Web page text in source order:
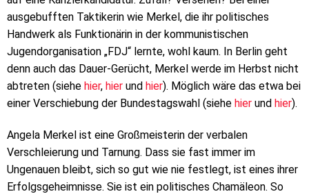
ausgebufften Taktikerin wie Merkel, die ihr politisches
Handwerk als Funktionärin in der kommunistischen
Jugendorganisation „FDJ“ lernte, wohl kaum. In Berlin geht
denn auch das Dauer-Gerücht, Merkel werde im Herbst nicht
abtreten (siehe hier, hier und hier). Möglich wäre das etwa bei
einer Verschiebung der Bundestagswahl (siehe hier und hier).
Angela Merkel ist eine Großmeisterin der verbalen
Verschleierung und Tarnung. Dass sie fast immer im
Ungenauen bleibt, sich so gut wie nie festlegt, ist eines ihrer
Erfolgsgeheimnisse. Sie ist ein politisches Chamäleon. So